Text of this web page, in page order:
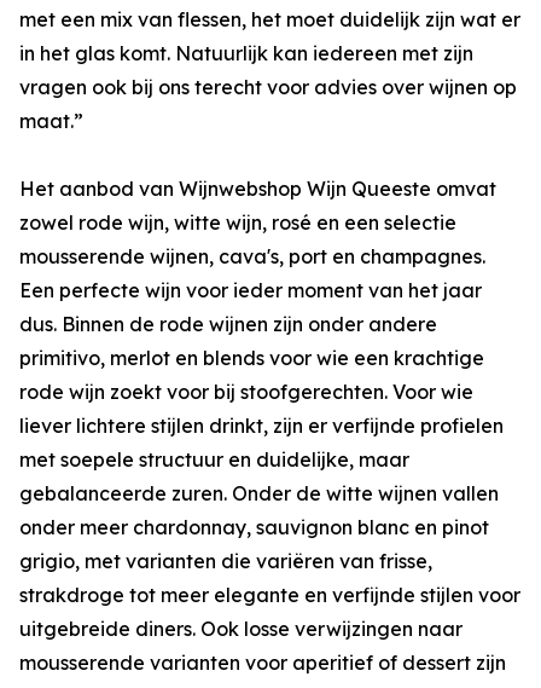
met een mix van flessen, het moet duidelijk zijn wat er
in het glas komt. Natuurlijk kan iedereen met zijn
vragen ook bij ons terecht voor advies over wijnen op
maat.”
Het aanbod van Wijnwebshop Wijn Queeste omvat
zowel rode wijn, witte wijn, rosé en een selectie
mousserende wijnen, cava's, port en champagnes.
Een perfecte wijn voor ieder moment van het jaar
dus. Binnen de rode wijnen zijn onder andere
primitivo, merlot en blends voor wie een krachtige
rode wijn zoekt voor bij stoofgerechten. Voor wie
liever lichtere stijlen drinkt, zijn er verfijnde profielen
met soepele structuur en duidelijke, maar
gebalanceerde zuren. Onder de witte wijnen vallen
onder meer chardonnay, sauvignon blanc en pinot
grigio, met varianten die variëren van frisse,
strakdroge tot meer elegante en verfijnde stijlen voor
uitgebreide diners. Ook losse verwijzingen naar
mousserende varianten voor aperitief of dessert zijn